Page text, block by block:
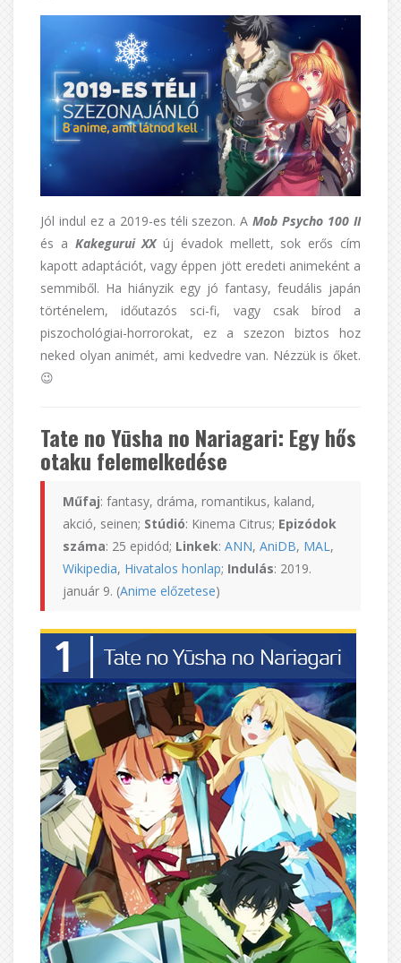
Jól indul ez a 2019-es téli szezon. AMob Psycho 100 II
és a Kakegurui XXúj évadok mellett, sok erős cím
kapott adaptációt, vagy éppen jött eredeti animeként a
semmiből. Ha hiányzik egy jó fantasy, feudális japán
történelem, időutazós sci-fi, vagy csak bírod a
piszochológiai-horrorokat, ez a szezon biztos hoz
neked olyan animét, ami kedvedre van. Nézzük is őket.
😉
Tate no Yūsha no Nariagari: Egy hős
otaku felemelkedése
Műfaj: fantasy, dráma, romantikus, kaland,
akció, seinen; Stúdió: Kinema Citrus; Epizódok
száma: 25 epidód; Linkek: ANN, AniDB, MAL ,
Wikipedia, Hivatalos honlap; Indulás: 2019.
január 9. (Anime előzetese)